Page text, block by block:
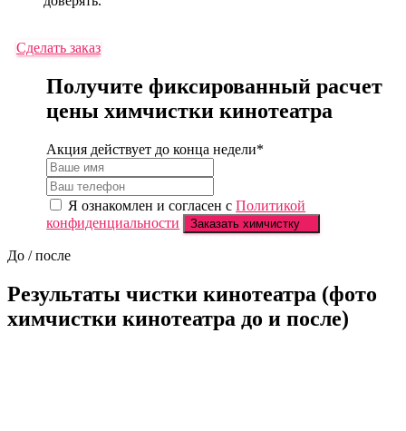
Сделать заказ
Получите фиксированный расчет
цены химчистки кинотеатрa
Акция действует доконца недели*
Я ознакомлен и согласен сПолитикой
конфиденциальности
Заказать химчистку
До / после
Результаты чистки кинотеатрa (фото
химчистки кинотеатрa до и после)